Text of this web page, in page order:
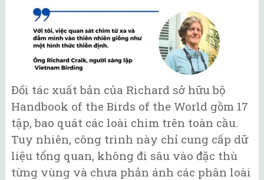
Đối tác xuất bản của Richard sở hữu bộ
Handbook of the Birds of the World gồm 17
tập, bao quát các loài chim trên toàn cầu.
Tuy nhiên, công trình này chỉ cung cấp dữ
liệu tổng quan, không đi sâu vào đặc thù
từng vùng và chưa phản ánh các phân loài